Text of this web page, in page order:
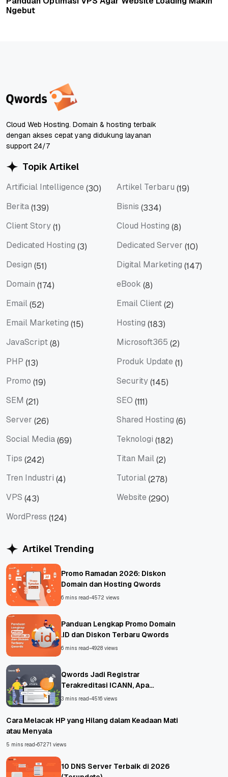
Ngebut
Cloud Web Hosting. Domain & hosting terbaik
dengan akses cepat yang didukung layanan
support 24/7
Topik Artikel
Artificial Intelligence (30) Artikel Terbaru (19)
Berita(139) Bisnis (334)
Client Story(1) Cloud Hosting (8)
Dedicated Hosting (3) Dedicated Server (10)
Design (51) Digital Marketing (147)
Domain (174) eBook (8)
Email(52) Email Client(2)
Email Marketing (15) Hosting (183)
JavaScript(8) Microsoft365 (2)
PHP (13) Produk Update (1)
Promo (19) Security(145)
SEM (21) SEO (111)
Server (26) Shared Hosting (6)
Social Media(69) Teknologi (182)
Tips (242) Titan Mail(2)
Tren Industri (4) Tutorial(278)
VPS (43) Website (290)
WordPress (124)
Artikel Trending
Promo Ramadan 2026: Diskon
Domain dan Hosting Qwords
6 mins read •4572 views
Panduan Lengkap Promo Domain
.ID dan Diskon Terbaru Qwords
6 mins read •4928 views
Qwords Jadi Registrar
Terakreditasi ICANN, Apa
Untungnya?
3 mins read •4516 views
Cara Melacak HP yang Hilang dalam Keadaan Mati
atau Menyala
5 mins read •67271 views
10 DNS Server Terbaik di 2026